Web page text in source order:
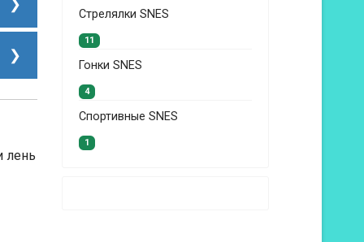
лень
Стрелялки SNES
11
Гонки SNES
4
Спортивные SNES
1